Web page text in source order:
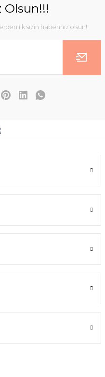
Olsun!!!
ilk sizin haberiniz olsun!